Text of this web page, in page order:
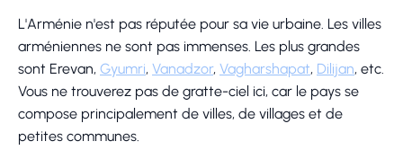
L'Arménie n'est pas réputée pour sa vie urbaine. Les villes
arméniennes ne sont pas immenses. Les plus grandes
sont Erevan, Gyumri, Vanadzor, Vagharshapat, Dilijan, etc.
Vous ne trouverez pas de gratte-ciel ici, car le pays se
compose principalement de villes, de villages et de
petites communes.